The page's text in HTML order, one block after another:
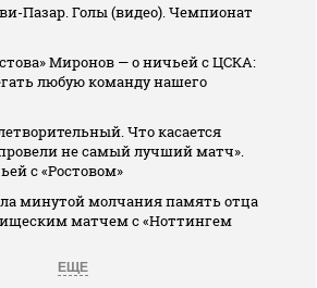
Пазар. Голы (видео). Чемпионат
Миронов — о ничьей с ЦСКА:
любую команду нашего
Что касается
не самый лучший матч».
с «Ростовом»
минутой молчания память отца
матчем с «Ноттингем
ЕЩЕ